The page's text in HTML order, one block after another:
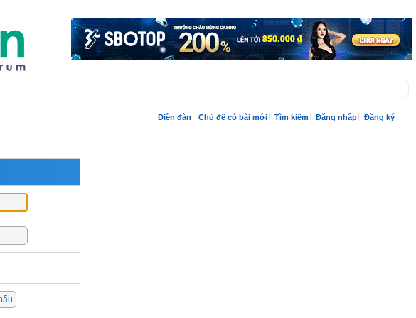
Diễn đàn Chủ đề có bài mới Tìm kiếm Đăng nhập Đăng ký